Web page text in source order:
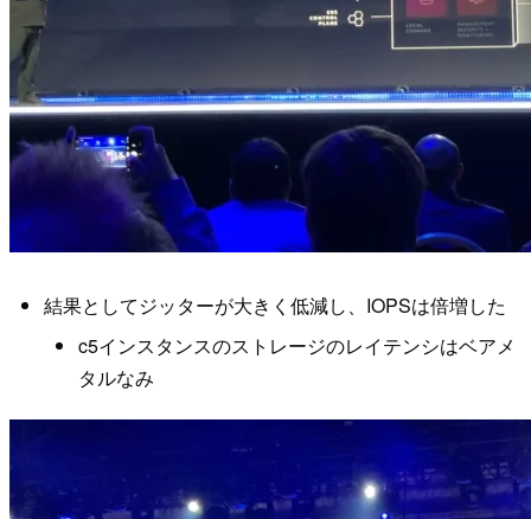
結果としてジッターが大きく低減し、IOPSは倍増した
c5インスタンスのストレージのレイテンシはベアメ
タルなみ